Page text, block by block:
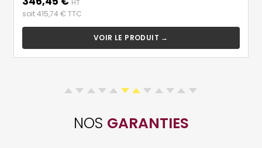
base
HT
soit 415,74 € TTC
VOIR LE PRODUIT →
NOS GARANTIES